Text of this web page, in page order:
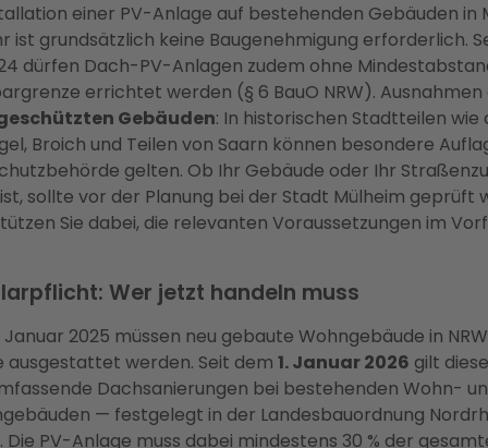
einer PV-Anlage auf bestehenden Gebäuden in
ist grundsätzlich keine Baugenehmigung erforderlich.
dürfen Dach-PV-Anlagen zudem ohne
errichtet werden (§ 6 BauO NRW).
Gebäuden: In historischen Stadtteilen wie
Broich und Teilen von Saarn können besondere
gelten. Ob Ihr Gebäude oder Ihr
sollte vor der Planung bei der Stadt Mülheim geprüft
Sie dabei, die relevanten Voraussetzungen im
Wer jetzt handeln muss
Januar 2025 müssen neu gebaute Wohngebäude in
ausgestattet werden. Seit dem 1. Januar 2026 gilt
Dachsanierungen bei bestehenden Wohn-
— festgelegt in der Landesbauordnung
PV-Anlage muss dabei mindestens 30 % der